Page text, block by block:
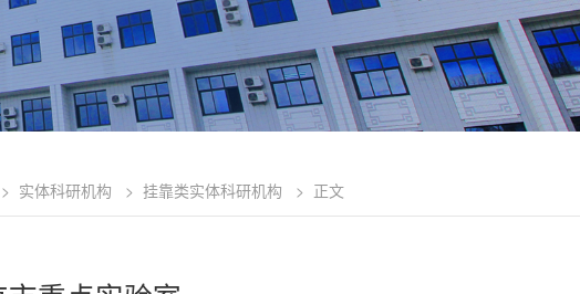
> 实体科研机构 >挂靠类实体科研机构 > 正文